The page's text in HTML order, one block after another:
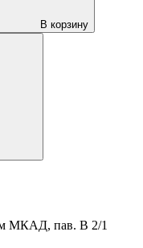
В корзину
МКАД, пав. В 2/1